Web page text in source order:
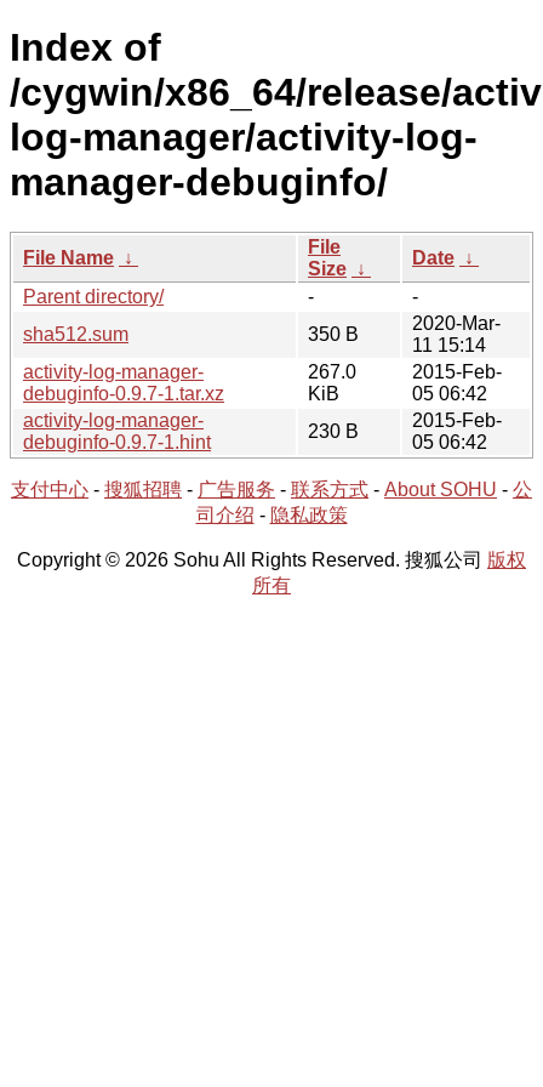
Index of
/cygwin/x86_64/release/
log-manager/activity-log-
manager-debuginfo/
File Name ↓
File
Size ↓
Date ↓
Parent directory/
-
-
sha512.sum
350 B
2020-Mar-
11 15:14
activity-log-manager-
debuginfo-0.9.7-1.tar.xz
267.0
KiB
2015-Feb-
05 06:42
activity-log-manager-
debuginfo-0.9.7-1.hint
230 B
2015-Feb-
05 06:42
支付中心 - 搜狐招聘 - 广告服务 - 联系方式 - About SOHU - 公
司介绍 - 隐私政策
Copyright © 2026 Sohu All Rights Reserved. 搜狐公司 版权
所有